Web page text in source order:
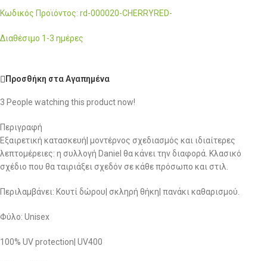
Κωδικός Προϊόντος: rd-000020-CHERRYRED-
Διαθέσιμο 1-3 ημέρες
Προσθήκη στα Αγαπημένα
3 People watching this product now!
Περιγραφή
Εξαιρετική κατασκευή| μοντέρνος σχεδιασμός και ιδιαίτερες
λεπτομέρειες: η συλλογή Daniel θα κάνει την διαφορά. Κλασικό
σχέδιο που θα ταιριάξει σχεδόν σε κάθε πρόσωπο και στιλ.
Περιλαμβάνει: Κουτί δώρου| σκληρή θήκη| πανάκι καθαρισμού.
Φύλο: Unisex
100% UV protection| UV400